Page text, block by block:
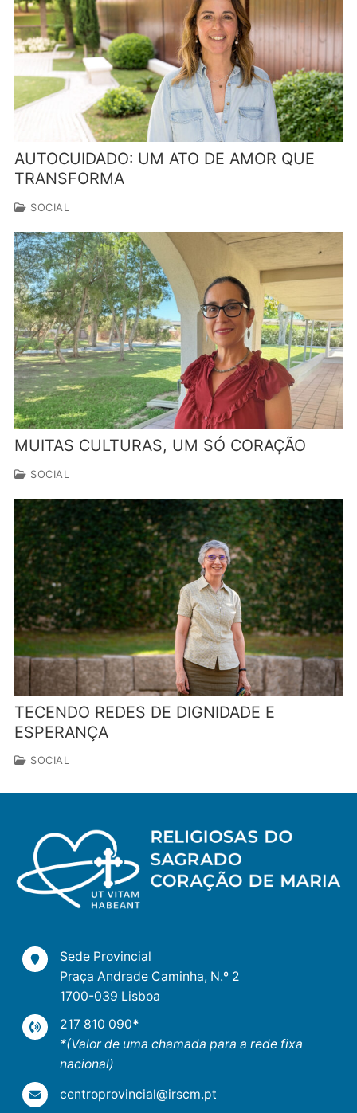
AUTOCUIDADO: UM ATO DE AMOR QUE
TRANSFORMA
SOCIAL
MUITAS CULTURAS, UM SÓ CORAÇÃO
SOCIAL
TECENDO REDES DE DIGNIDADE E
ESPERANÇA
SOCIAL
Sede Provincial
Praça Andrade Caminha, N.º 2
1700-039 Lisboa
217 810 090*
*(Valor de uma chamada para a rede fixa
nacional)
centroprovincial@irscm.pt